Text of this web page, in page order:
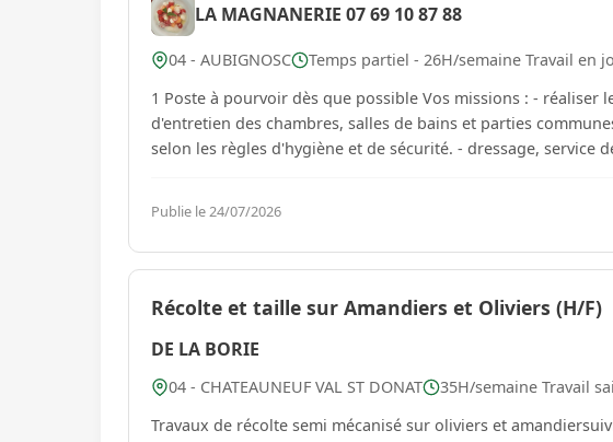
LA MAGNANERIE 07 69 10 87 88
04 - AUBIGNOSC Temps partiel - 26H/semaine Travail en
1 Poste à pourvoir dès que possible Vos missions : - réaliser les travaux de nettoyage, de remise en ordre et
d'entretien des chambres, salles de bains et parties
selon les règles d'hygiène et de sécurité. -
Publie le 24/07/2026
Récolte et taille sur Amandiers et Oliviers (H/F)
DE LA BORIE
04 - CHATEAUNEUF VAL ST DONAT 35H/semaine Travail
Travaux de récolte semi mécanisé sur oliviers et